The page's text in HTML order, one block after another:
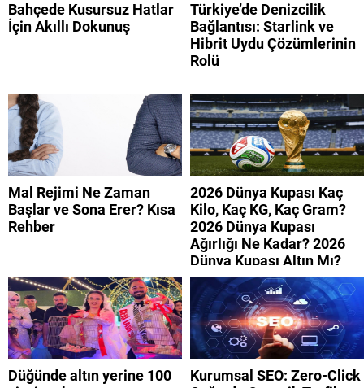
Bahçede Kusursuz Hatlar
İçin Akıllı Dokunuş
Türkiye’de Denizcilik
Bağlantısı: Starlink ve
Hibrit Uydu Çözümlerinin
Rolü
Mal Rejimi Ne Zaman
Başlar ve Sona Erer? Kısa
Rehber
2026 Dünya Kupası Kaç
Kilo, Kaç KG, Kaç Gram?
2026 Dünya Kupası
Ağırlığı Ne Kadar? 2026
Dünya Kupası Altın Mı?
Düğünde altın yerine 100
Kurumsal SEO: Zero-Click